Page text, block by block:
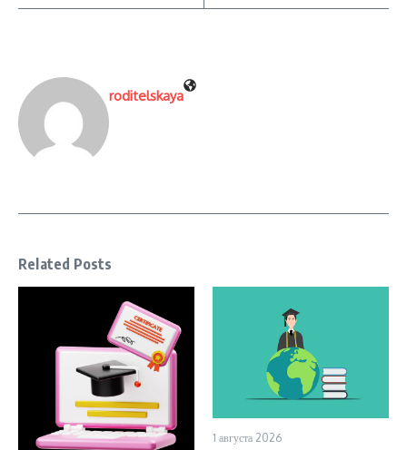
roditelskaya
Related Posts
1 августа 2026